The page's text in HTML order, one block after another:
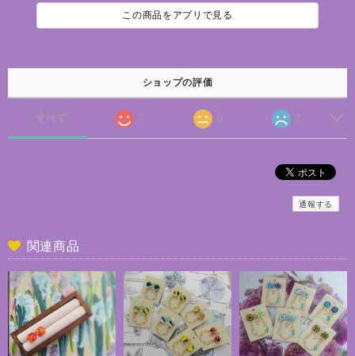
この商品をアプリで見る
ショップの評価
すべて 3 0 0
通報する
関連商品